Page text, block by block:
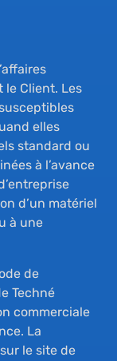
le Client. Les
elles
standard ou
à l’avance
d’un matériel
à une
de
Techné
commerciale
La
le site de